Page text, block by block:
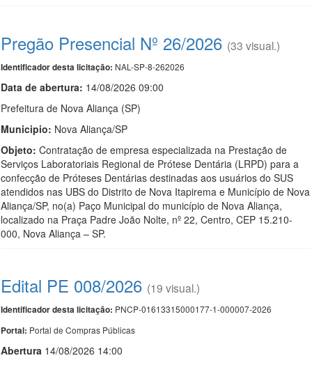
Pregão Presencial Nº 26/2026 (33 visual.)
Identificador desta licitação: NAL-SP-8-262026
Data de abertura: 14/08/2026 09:00
Prefeitura de Nova Aliança (SP)
Municipio: Nova Aliança/SP
Objeto: Contratação de empresa especializada na Prestação de
Serviços Laboratoriais Regional de Prótese Dentária (LRPD) para a
confecção de Próteses Dentárias destinadas aos usuários do SUS
atendidos nas UBS do Distrito de Nova Itapirema e Município de Nova
Aliança/SP, no(a) Paço Municipal do município de Nova Aliança,
localizado na Praça Padre João Nolte, nº 22, Centro, CEP 15.210-
000, Nova Aliança – SP.
Edital PE 008/2026 (19 visual.)
Identificador desta licitação: PNCP-01613315000177-1-000007-2026
Portal: Portal de Compras Públicas
Abertura 14/08/2026 14:00